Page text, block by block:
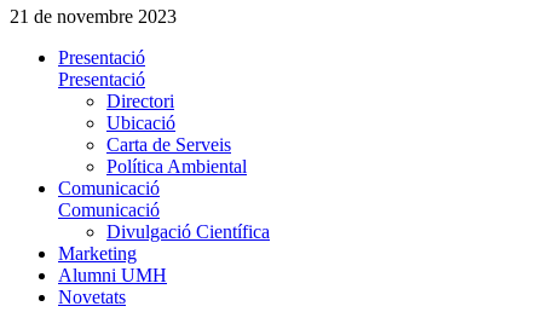
21 de novembre 2023
Presentació
Presentació
Directori
Ubicació
Carta de Serveis
Política Ambiental
Comunicació
Comunicació
Divulgació Científica
Marketing
Alumni UMH
Novetats